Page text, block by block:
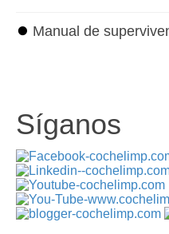
⏺ Manual de
Síganos